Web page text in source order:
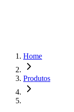
Home
Produtos